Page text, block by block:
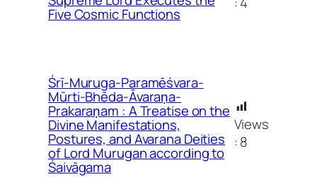
Five Cosmic Functions
Śrī-Muruga-Paramēśvara-
Mūrti-Bhēda-Āvaraṇa-
Prakaraṇam : A Treatise on the
Divine Manifestations,
Postures, and Avarana Deities
of Lord Murugan according to
Śaivāgama
Views
:8